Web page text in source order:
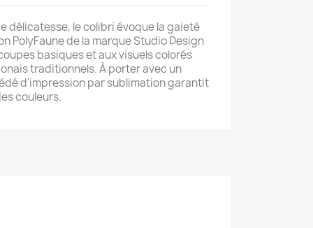
délicatesse, le colibri évoque la gaieté
PolyFaune de la marque Studio Design
basiques et aux visuels colorés
traditionnels. À porter avec un
d'impression par sublimation garantit
couleurs.